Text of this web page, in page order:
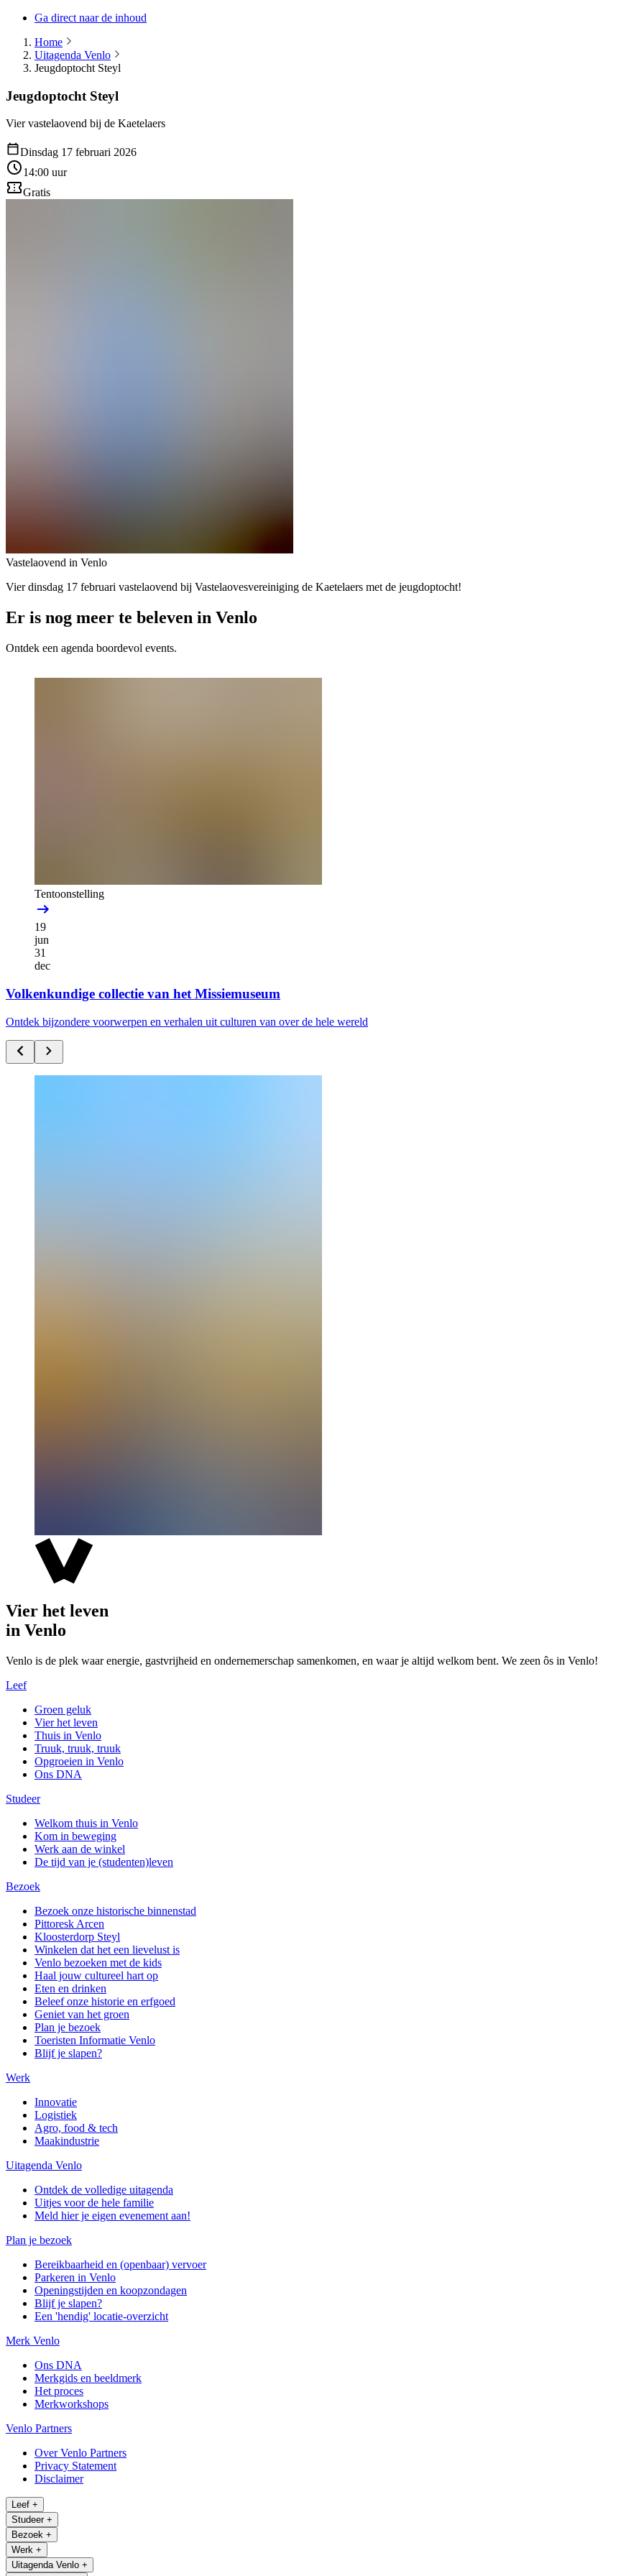
Ga direct naar de inhoud
Home
Uitagenda Venlo
Jeugdoptocht Steyl
Jeugdoptocht Steyl
Vier vastelaovend bij de Kaetelaers
Dinsdag 17 februari 2026
14:00 uur
Gratis
Vastelaovend in Venlo
Vier dinsdag 17 februari vastelaovend bij Vastelaovesvereiniging de Kaetelaers met de jeugdoptocht!
Er is nog meer te beleven in Venlo
Ontdek een agenda boordevol events.
Tentoonstelling
19
jun
31
dec
Volkenkundige collectie van het Missiemuseum
Ontdek bijzondere voorwerpen en verhalen uit culturen van over de hele wereld
Vier het leven
in Venlo
Venlo is de plek waar energie, gastvrijheid en ondernemerschap samenkomen, en waar je altijd welkom bent. We zeen ôs in Venlo!
Leef
Groen geluk
Vier het leven
Thuis in Venlo
Truuk, truuk, truuk
Opgroeien in Venlo
Ons DNA
Studeer
Welkom thuis in Venlo
Kom in beweging
Werk aan de winkel
De tijd van je (studenten)leven
Bezoek
Bezoek onze historische binnenstad
Pittoresk Arcen
Kloosterdorp Steyl
Winkelen dat het een lievelust is
Venlo bezoeken met de kids
Haal jouw cultureel hart op
Eten en drinken
Beleef onze historie en erfgoed
Geniet van het groen
Plan je bezoek
Toeristen Informatie Venlo
Blijf je slapen?
Werk
Innovatie
Logistiek
Agro, food & tech
Maakindustrie
Uitagenda Venlo
Ontdek de volledige uitagenda
Uitjes voor de hele familie
Meld hier je eigen evenement aan!
Plan je bezoek
Bereikbaarheid en (openbaar) vervoer
Parkeren in Venlo
Openingstijden en koopzondagen
Blijf je slapen?
Een 'hendig' locatie-overzicht
Merk Venlo
Ons DNA
Merkgids en beeldmerk
Het proces
Merkworkshops
Venlo Partners
Over Venlo Partners
Privacy Statement
Disclaimer
Leef +
Studeer +
Bezoek +
Werk +
Uitagenda Venlo +